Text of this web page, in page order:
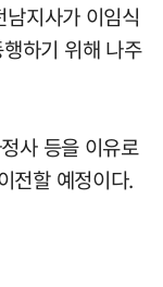
지사가 이임식
하기 위해 나주
사 등을 이유로
전할 예정이다.